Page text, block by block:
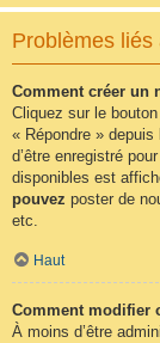
Problèmes
Comment créer un
Cliquez sur le
« Répondre »
d’être enregistré
disponibles est
pouvez poster de
etc.
Haut
Comment modifier
À moins d’être